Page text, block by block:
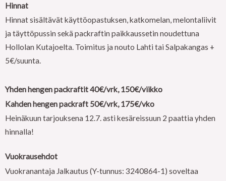
Hinnat
Hinnat sisältävät käyttöopastuksen, katkomelan, melontaliivit
ja täyttöpussin sekä packraftin paikkaussetin noudettuna
Hollolan Kutajoelta. Toimitus ja nouto Lahti tai Salpakangas +
5€/suunta.
Yhden hengen packraftit 40€/vrk, 150€/viikko
Kahden hengen packraft 50€/vrk, 175€/vko
Heinäkuun tarjouksena 12.7. asti kesäreissuun 2 paattia yhden
hinnalla!
Vuokrausehdot
Vuokranantaja Jalkautus (Y-tunnus: 3240864-1) soveltaa